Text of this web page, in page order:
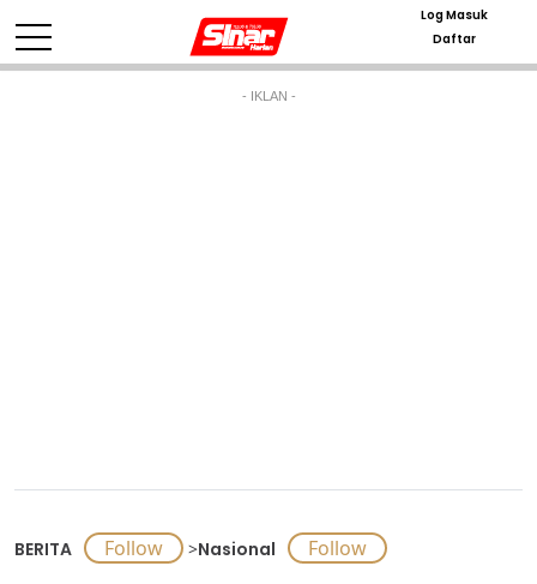
Log Masuk
Daftar
- IKLAN -
BERITA >Nasional